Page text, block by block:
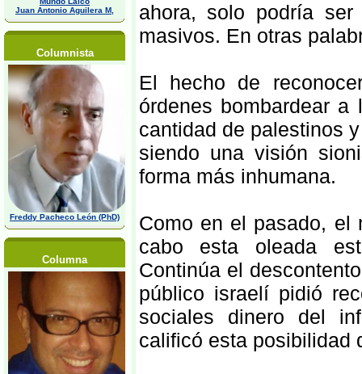
Juan Antonio Aguilera M,
Columnista
Freddy Pacheco León (PhD)
Columna
ahora, solo podría
masivos. En otras
El hecho de
órdenes bombardear
cantidad de palestinos
siendo una visión
forma más inhumana.
Como en el pasado, el
cabo esta oleada
Continúa el
público israelí pidió
sociales dinero del
calificó esta posibilidad